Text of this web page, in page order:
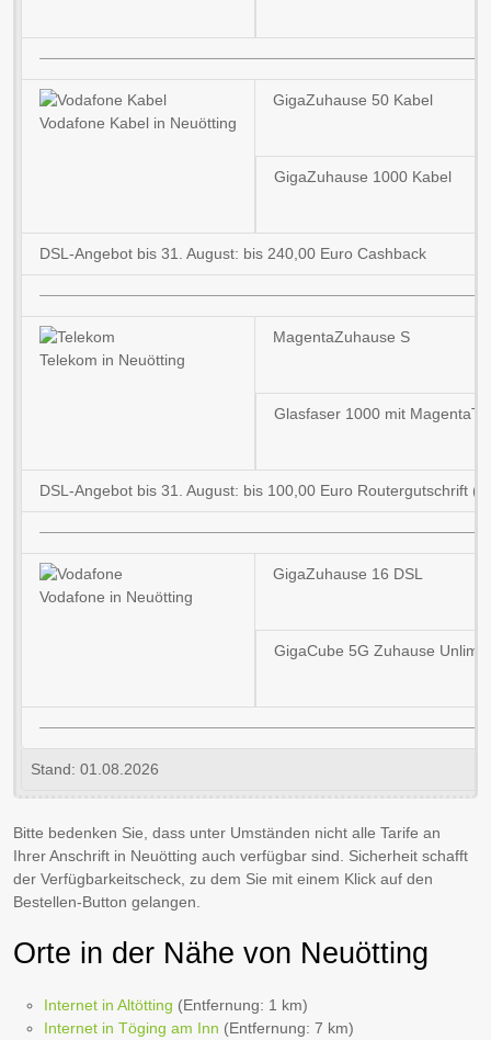
Vodafone Kabel in Neuötting
GigaZuhause 50 Kabel
GigaZuhause 1000 Kabel
DSL-Angebot bis 31. August: bis 240,00 Euro Cashback
Telekom in Neuötting
MagentaZuhause S
Glasfaser 1000 mit
DSL-Angebot bis 31. August: bis 100,00 Euro Routergutschrift
Vodafone in Neuötting
GigaZuhause 16 DSL
GigaCube 5G Zuhause
Stand: 01.08.2026
Bitte bedenken Sie, dass unter Umständen nicht alle Tarife an
Ihrer Anschrift in Neuötting auch verfügbar sind. Sicherheit schafft
der Verfügbarkeitscheck, zu dem Sie mit einem Klick auf den
Bestellen-Button gelangen.
Orte in der Nähe von Neuötting
Internet in Altötting (Entfernung: 1 km)
Internet in Töging am Inn (Entfernung: 7 km)